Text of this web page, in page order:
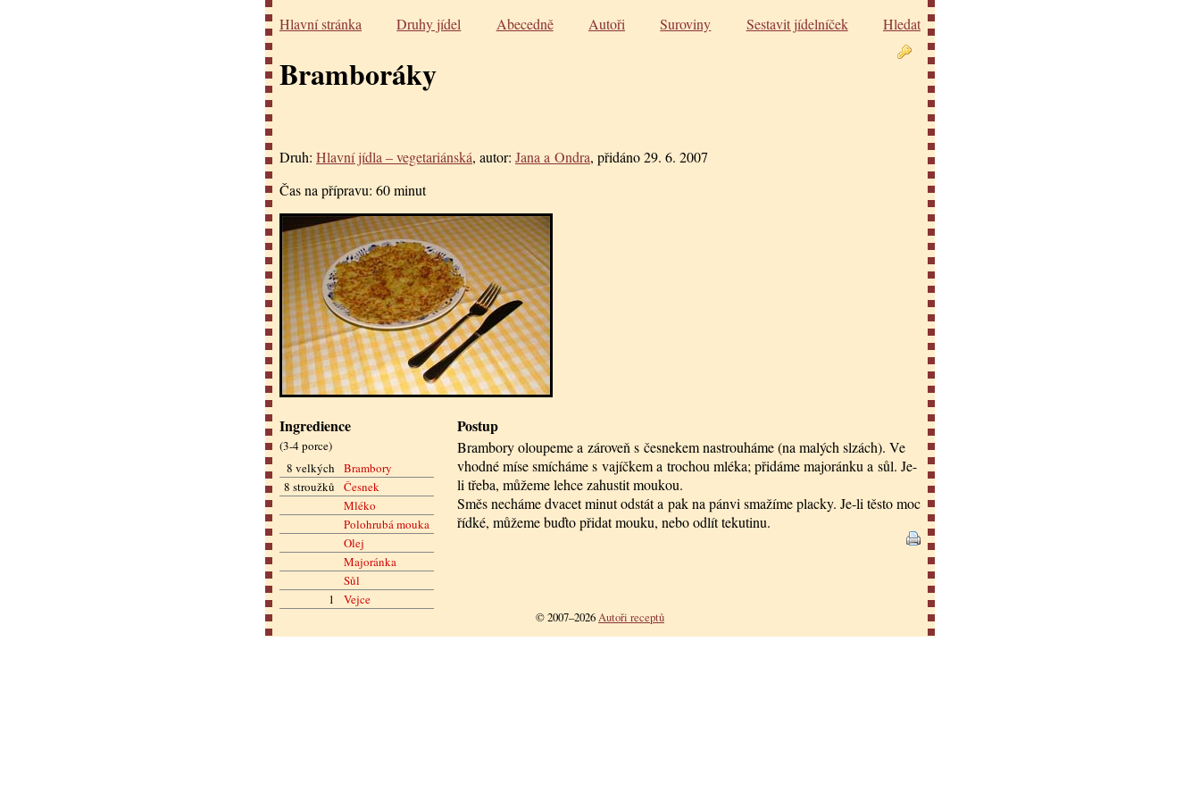
Hlavní stránka Druhy jídel Abecedně Autoři Suroviny Sestavit jídelníček Hledat
Bramboráky
Druh: Hlavní jídla – vegetariánská, autor: Jana a Ondra, přidáno29. 6. 2007
Čas na přípravu: 60 minut
Ingredience
(3-4 porce)
8 velkých
Brambory
8 stroužků
Česnek
Mléko
Polohrubá mouka
Olej
Majoránka
Sůl
1
Vejce
Postup
Brambory oloupeme a zároveň s česnekem nastrouháme (na malých slzách). Ve
vhodné míse smícháme s vajíčkem a trochou mléka; přidáme majoránku a sůl. Je-
li třeba, můžeme lehce zahustit moukou.
Směs necháme dvacet minut odstát a pak na pánvi smažíme placky. Je-li těsto moc
řídké, můžeme buďto přidat mouku, nebo odlít tekutinu.
© 2007–2026Autoři receptů